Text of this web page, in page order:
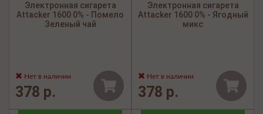
Электронная сигарета
Attacker 1600 0% - Помело
Зеленый чай
Нет в наличии
378 р.
Электронная сигарета
Attacker 1600 0% - Ягодный
микс
Нет в наличии
378 р.